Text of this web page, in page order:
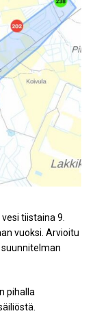
tiistaina 9.
vuoksi. Arvioitu
pihalla